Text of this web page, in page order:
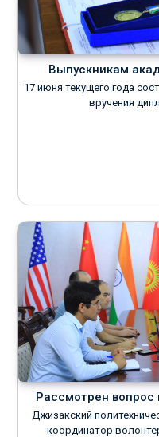
Выпускникам
17 июня текущего года
вручения
Рассмотрен вопрос
Джизакский
координатор